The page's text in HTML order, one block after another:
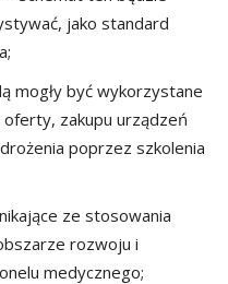
jako standard
mogły być wykorzystane
oferty, zakupu urządzeń
poprzez szkolenia
ze stosowania
rozwoju i
medycznego;